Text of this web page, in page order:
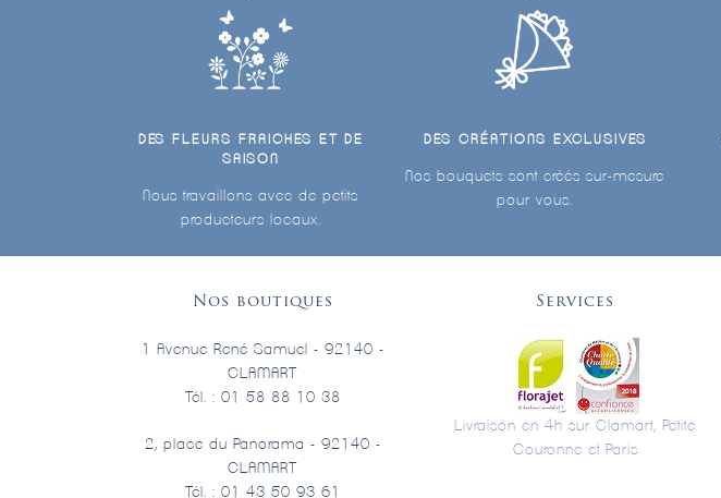
DES FLEURS FRAICHES ET DE
SAISON
Nous travaillons avec de petits
producteurs locaux.
DES CRÉATIONS EXCLUSIVES
Nos bouquets sont créés sur-mesure
pour vous.
Nos boutiques
1 Avenue René Samuel - 92140 -
CLAMART
Tél. : 01 58 88 10 38
2, place du Panorama - 92140 -
CLAMART
Tél. : 01 43 50 93 61
Services
Livraison en 4h sur Clamart, Petite
Couronne et Paris